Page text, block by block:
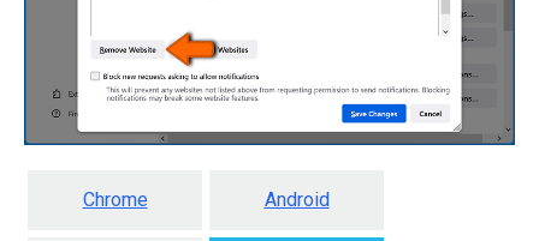
Chrome Android